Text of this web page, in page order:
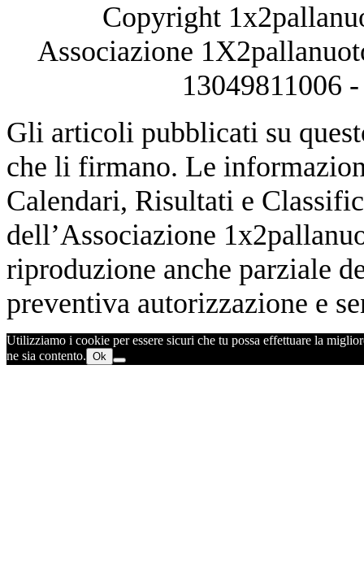
Copyright
Associazione
13049811006
Gli articoli pubblicati su
che li firmano. Le
Calendari, Risultati e
dell’Associazione
riproduzione anche parziale
preventiva autorizzazione e
Utilizziamo i cookie per essere sicuri che tu possa effettuare la
ne sia contento. Ok